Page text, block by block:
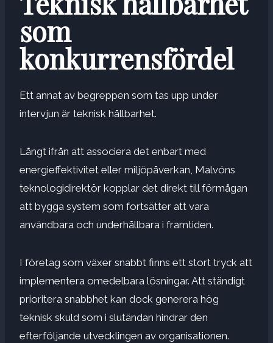
som
konkurrensfördel
Ett annat av begreppen som tas upp under
intervjun är teknisk hållbarhet.
Långt ifrån att associera det enbart med
energieffektivitet eller miljöpåverkan, Malvóns
teknologidirektör kopplar det direkt till förmågan
att bygga system som fortsätter att vara
användbara och underhållbara i framtiden.
I företag som växer snabbt finns ett stort tryck att
implementera omedelbara lösningar. Att ständigt
prioritera snabbhet kan dock generera hög
teknisk skuld som i slutändan hindrar den
efterföljande utvecklingen av organisationen.